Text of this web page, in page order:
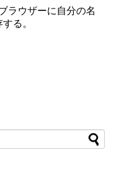
ラウザーに自分の名
る。